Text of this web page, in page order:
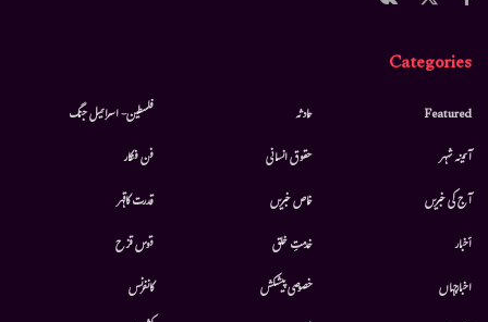
Categories
Featured
آئینہ شہر
آج کی خبریں
أخبار
اخبارجہاں
حادثہ
حقوق انسانی
خاص خبریں
خدمتِ خلق
خصوصی پیشکش
فلسطین- اسرائیل جنگ
فن فنکار
قدرت کاقہر
قوس قزح
کانفرنس